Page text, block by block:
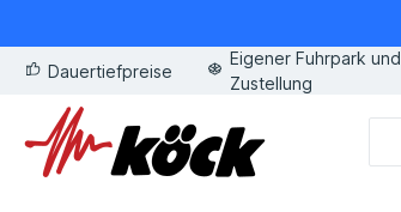
Dauertiefpreise
Eigener Fuhrpark und
Zustellung